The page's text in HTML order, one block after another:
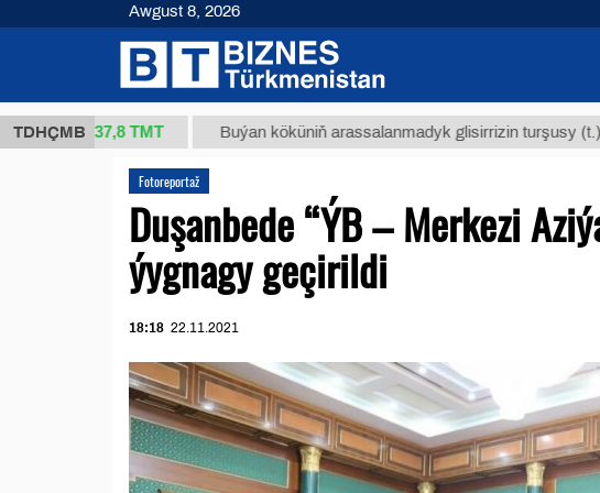
TDHÇMB
37,8 ТМТ Buýan köküniň arassalanmadyk glisirrizin turşusy (t.)
Fotoreportaž
Duşanbede “ÝB – Merkezi
ýygnagy geçirildi
18:18 22.11.2021
Awgust 8, 2026